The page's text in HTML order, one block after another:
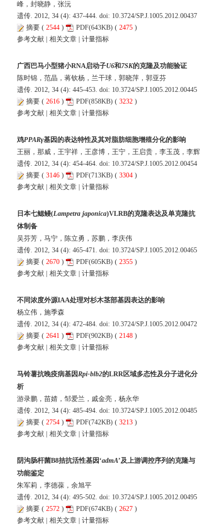
峰，封晓静，张沅
遗传. 2012, 34 (4): 437-444. doi: 10.3724/SP.J.1005.2012.00437
摘要 ( 2544 ) PDF(643KB) ( 2475 )
参考文献 | 相关文章 | 计量指标
广西巴马小型猪小RNA启动子U6和7SK的克隆及功能验证
陈时锦，范晶，蒋钦杨，兰干球，郭晓萍，郭亚芬
遗传. 2012, 34 (4): 445-453. doi: 10.3724/SP.J.1005.2012.00445
摘要 ( 2616 ) PDF(858KB) ( 3232 )
参考文献 | 相关文章 | 计量指标
鸡PPARγ基因的表达特性及其对脂肪细胞增殖分化的影响
王丽，那威，王宇祥，王彦博，王宁，王启贵，李玉茂，李辉
遗传. 2012, 34 (4): 454-464. doi: 10.3724/SP.J.1005.2012.00454
摘要 ( 3146 ) PDF(713KB) ( 3304 )
参考文献 | 相关文章 | 计量指标
日本七鳃鳗(Lampetra japonica)VLRB的克隆表达及单克隆抗
体制备
吴芬芳，马宁，陈立勇，苏鹏，李庆伟
遗传. 2012, 34 (4): 465-471. doi: 10.3724/SP.J.1005.2012.00465
摘要 ( 2670 ) PDF(605KB) ( 2355 )
参考文献 | 相关文章 | 计量指标
不同浓度外源IAA处理对杉木茎部基因表达的影响
杨立伟，施季森
遗传. 2012, 34 (4): 472-484. doi: 10.3724/SP.J.1005.2012.00472
摘要 ( 2641 ) PDF(902KB) ( 2148 )
参考文献 | 相关文章 | 计量指标
马铃薯抗晚疫病基因 Rpi-blb2的LRR区域多态性及分子进化分
析
游录鹏，苗婧，邹爱兰，戚金亮，杨永华
遗传. 2012, 34 (4): 485-494. doi: 10.3724/SP.J.1005.2012.00485
摘要 ( 2754 ) PDF(742KB) ( 3213 )
参考文献 | 相关文章 | 计量指标
阴沟肠杆菌B8拮抗活性基因‘admA’及上游调控序列的克隆与
功能鉴定
朱军莉，李德葆，余旭平
遗传. 2012, 34 (4): 495-502. doi: 10.3724/SP.J.1005.2012.00495
摘要 ( 2572 ) PDF(674KB) ( 2627 )
参考文献 | 相关文章 | 计量指标